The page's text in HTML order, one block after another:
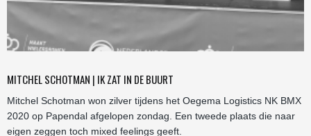
MITCHEL SCHOTMAN | IK ZAT IN DE BUURT
Mitchel Schotman won zilver tijdens het Oegema Logistics NK BMX
2020 op Papendal afgelopen zondag. Een tweede plaats die naar
eigen zeggen toch mixed feelings geeft.